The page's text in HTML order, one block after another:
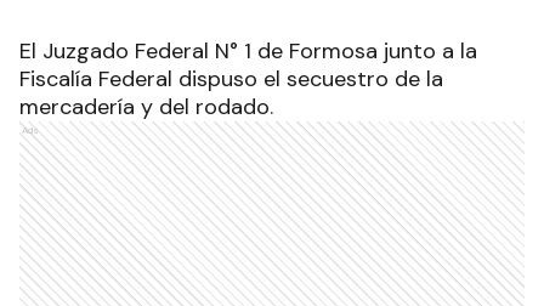
El Juzgado Federal N° 1 de Formosa junto a la
Fiscalía Federal dispuso el secuestro de la
mercadería y del rodado.
Ads